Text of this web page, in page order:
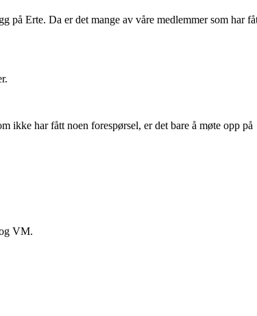
på Erte. Da er det mange av våre medlemmer som har
ikke har fått noen forespørsel, er det bare å møte opp på
VM.